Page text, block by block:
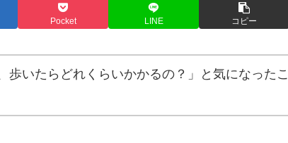
Pocket LINE コピー
歩いたらどれくらいかかるの？」と気になったこ